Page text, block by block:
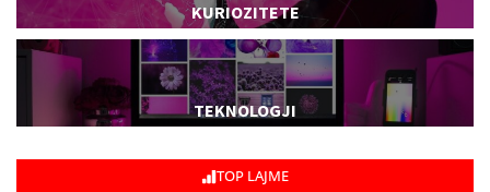
KURIOZITETE
TEKNOLOGJI
TOP LAJME